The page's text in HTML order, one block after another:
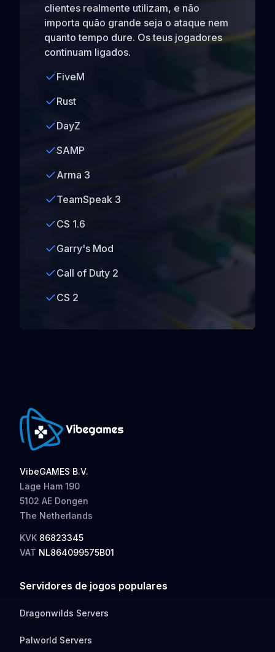
clientes realmente utilizam, e não
importa quão grande seja o ataque nem
quanto tempo dure. Os teus jogadores
continuam ligados.
FiveM
Rust
DayZ
SAMP
Arma 3
TeamSpeak 3
CS 1.6
Garry's Mod
Call of Duty 2
CS 2
VibeGAMES B.V.
Lage Ham 190
5102 AE Dongen
The Netherlands
KVK 86823345
VAT NL864099575B01
Servidores de jogos populares
Dragonwilds Servers
Palworld Servers